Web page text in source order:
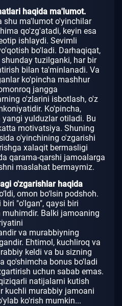
haqida ma'lumot.
shu ma'lumot o'yinchilar
qo'zg'atadi, keyin esa
ishlaydi. Sevimli
bo'ladi. Darhaqiqat,
tuzilganki, har bir
bilan ta'minlanadi. Va
ko'pincha mashhur
jangga
o'zlarini isbotlash, o'z
Ko'pincha,
yulduzlar otiladi. Bu
motivatsiya. Shuning
o'yinchining o'zgarishi
xalaqit bermasligi
qarama-qarshi jamoalarga
maslahat bermaymiz.
o'zgarishlar haqida
omon bo‘lsin podshoh.
"o'lgan", qaysi biri
Balki jamoaning
va murabbiyning
Ehtimol, kuchliroq va
keldi va bu sizning
qo'shimcha bonus bo'ladi
uchun sabab emas.
natijalarni kutish
kuchli murabbiy jamoani
ko'rish mumkin...